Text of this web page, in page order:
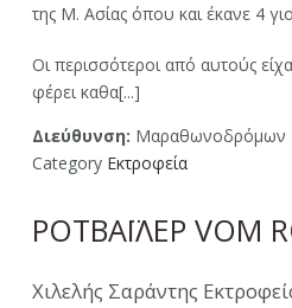
της Μ. Ασίας όπου και έκανε 4
Οι περισσότεροι από αυτούς
φέρει καθα[...]
Διεύθυνση: Μαραθωνοδρόμων
Category Εκτροφεία
ΡΟΤΒΑΪΛΕΡ VOM
Χιλελής Σαράντης